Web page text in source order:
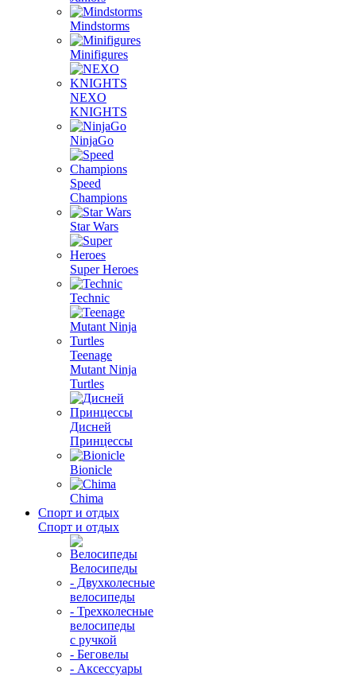
Mindstorms
Minifigures
NEXO
KNIGHTS
NinjaGo
Speed
Champions
Star Wars
Super Heroes
Technic
Teenage
Mutant Ninja
Turtles
Дисней
Принцессы
Bionicle
Chima
Спорт и отдых
Спорт и отдых
Велосипеды
- Двухколесные
велосипеды
- Трехколесные
велосипеды
с ручкой
- Беговелы
- Аксессуары